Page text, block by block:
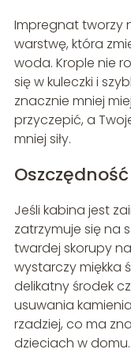
Impregnat tworzy
warstwę, która
woda. Krople nie
się w kuleczki i
znacznie mniej
przyczepić, a
mniej siły.
Jeśli kabina jest
zatrzymuje się na
twardej skorupy
wystarczy miękka
delikatny środek
usuwania
rzadziej, co ma
dzieciach w domu.